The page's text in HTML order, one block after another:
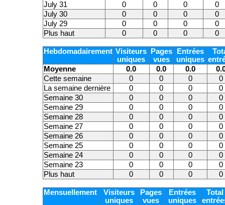
July 31
0 0 0
0
July 30
0 0 0
0
July 29
0 0 0
0
Plus haut
0 0 0 0
Hebdomadairement Visiteurs
uniques
Pages
vues
Entrées
uniques
Moyenne
0.0 0.0 0.0
Cette semaine
0 0 0
0
La semaine dernière
0 0 0
0
Semaine 30
0 0 0
0
Semaine 29
0 0 0
0
Semaine 28
0 0 0
0
Semaine 27
0 0 0
0
Semaine 26
0 0 0
0
Semaine 25
0 0 0
0
Semaine 24
0 0 0
0
Semaine 23
0 0 0
0
Plus haut
0 0 0 0
Mensuellement
Visiteurs
uniques
Pages
vues
Entrées
uniques
Total